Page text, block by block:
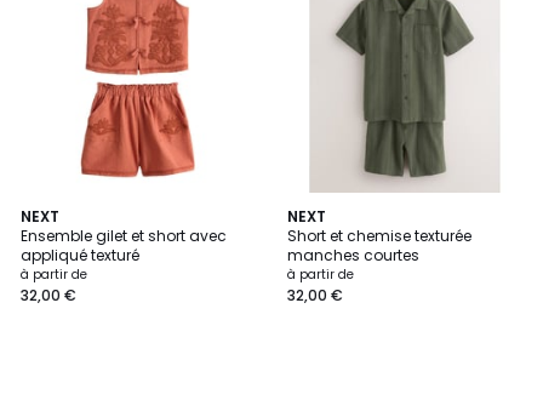
NEXT
Ensemble gilet et short avec
appliqué texturé
à partir de
32,00 €
NEXT
Short et chemise texturée
manches courtes
à partir de
32,00 €